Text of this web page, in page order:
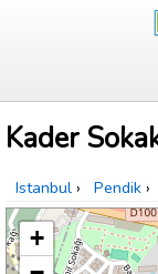
Kader
Istanbul › Pendik ›
+